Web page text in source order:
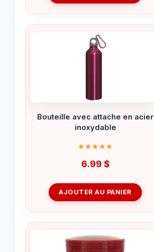
Bouteille avec attache en acier
inoxydable
6.99 $
AJOUTER AU PANIER